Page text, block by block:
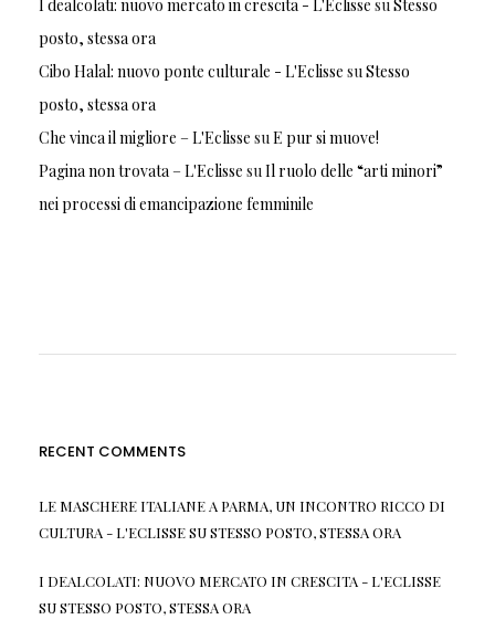
I dealcolati: nuovo mercato in crescita - L'Eclisse su Stesso
posto, stessa ora
Cibo Halal: nuovo ponte culturale - L'Eclisse su Stesso
posto, stessa ora
Che vinca il migliore – L'Eclisse su E pur si muove!
Pagina non trovata – L'Eclisse su Il ruolo delle “arti minori”
nei processi di emancipazione femminile
RECENT COMMENTS
LE MASCHERE ITALIANE A PARMA, UN INCONTRO RICCO DI
CULTURA - L'ECLISSESUSTESSO POSTO, STESSA ORA
I DEALCOLATI: NUOVO MERCATO IN CRESCITA - L'ECLISSE
SUSTESSO POSTO, STESSA ORA